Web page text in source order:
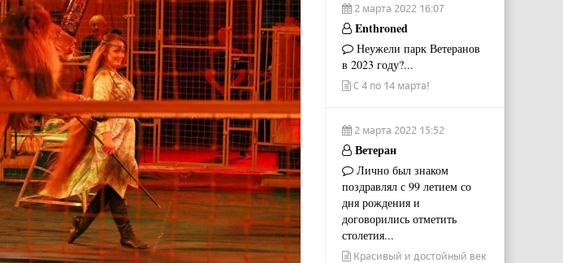
2 марта 2022 16:07
Enthroned
Неужели парк Ветеранов
в 2023 году?...
С 4 по 14 марта!
2 марта 2022 15:52
Ветеран
Лично был знаком
поздравлял с 99 летием со
дня рождения и
договорились отметить
столетия...
Красивый и достойный век